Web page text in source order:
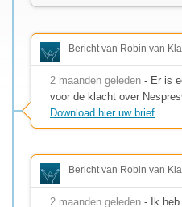
Bericht van Robin van
2 maanden geleden - Er is
voor de klacht over
Download hier uw brief
Bericht van Robin van
2 maanden geleden - Ik heb